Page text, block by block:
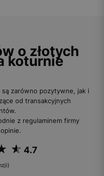
o złotych
koturnie
zarówno pozytywne, jak i
od transakcyjnych
z regulaminem firmy
4.7